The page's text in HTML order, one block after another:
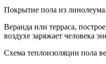
Покрытие пола из линолеума.
Веранда или терраса,
воздухе заряжает человека
Схема теплоизоляции пола